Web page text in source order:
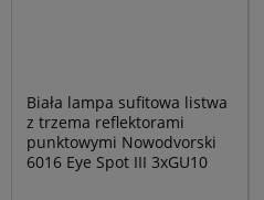
Biała lampa sufitowa listwa
z trzema reflektorami
punktowymi Nowodvorski
6016 Eye Spot III 3xGU10